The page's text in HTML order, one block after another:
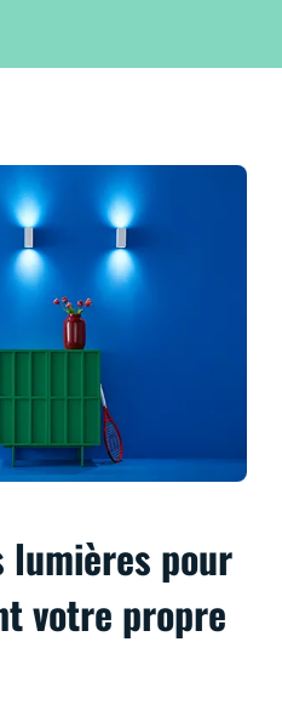
lumières pour
votre propre